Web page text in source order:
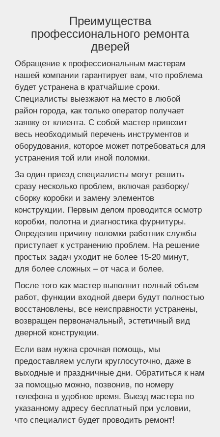
Преимущества
профессионального ремонта
дверей
Обращение к профессиональным мастерам
нашей компании гарантирует вам, что проблема
будет устранена в кратчайшие сроки.
Специалисты выезжают на место в любой
район города, как только оператор получает
заявку от клиента. С собой мастер привозит
весь необходимый перечень инструментов и
оборудования, которое может потребоваться для
устранения той или иной поломки.
За один приезд специалисты могут решить
сразу несколько проблем, включая разборку/
сборку коробки и замену элементов
конструкции. Первым делом проводится осмотр
коробки, полотна и диагностика фурнитуры.
Определив причину поломки работник службы
приступает к устранению проблем. На решение
простых задач уходит не более 15-20 минут,
для более сложных – от часа и более.
После того как мастер выполнит полный объем
работ, функции входной двери будут полностью
восстановлены, все неисправности устранены,
возвращен первоначальный, эстетичный вид
дверной конструкции.
Если вам нужна срочная помощь, мы
предоставляем услуги круглосуточно, даже в
выходные и праздничные дни. Обратиться к нам
за помощью можно, позвонив, по номеру
телефона в удобное время. Выезд мастера по
указанному адресу бесплатный при условии,
что специалист будет проводить ремонт!